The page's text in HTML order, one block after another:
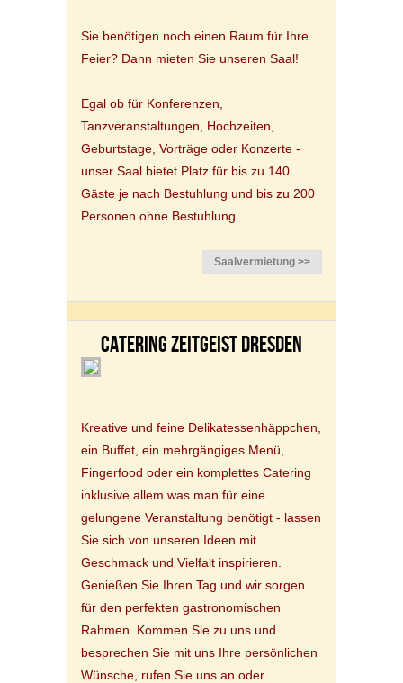
Sie benötigen noch einen Raum für Ihre
Feier? Dann mieten Sie unseren Saal!
Egal ob für Konferenzen,
Tanzveranstaltungen, Hochzeiten,
Geburtstage, Vorträge oder Konzerte -
unser Saal bietet Platz für bis zu 140
Gäste je nach Bestuhlung und bis zu 200
Personen ohne Bestuhlung.
Saalvermietung >>
CATERING ZEITGEIST DRESDEN
Kreative und feine Delikatessenhäppchen,
ein Buffet, ein mehrgängiges Menü,
Fingerfood oder ein komplettes Catering
inklusive allem was man für eine
gelungene Veranstaltung benötigt - lassen
Sie sich von unseren Ideen mit
Geschmack und Vielfalt inspirieren.
Genießen Sie Ihren Tag und wir sorgen
für den perfekten gastronomischen
Rahmen. Kommen Sie zu uns und
besprechen Sie mit uns Ihre persönlichen
Wünsche, rufen Sie uns an oder